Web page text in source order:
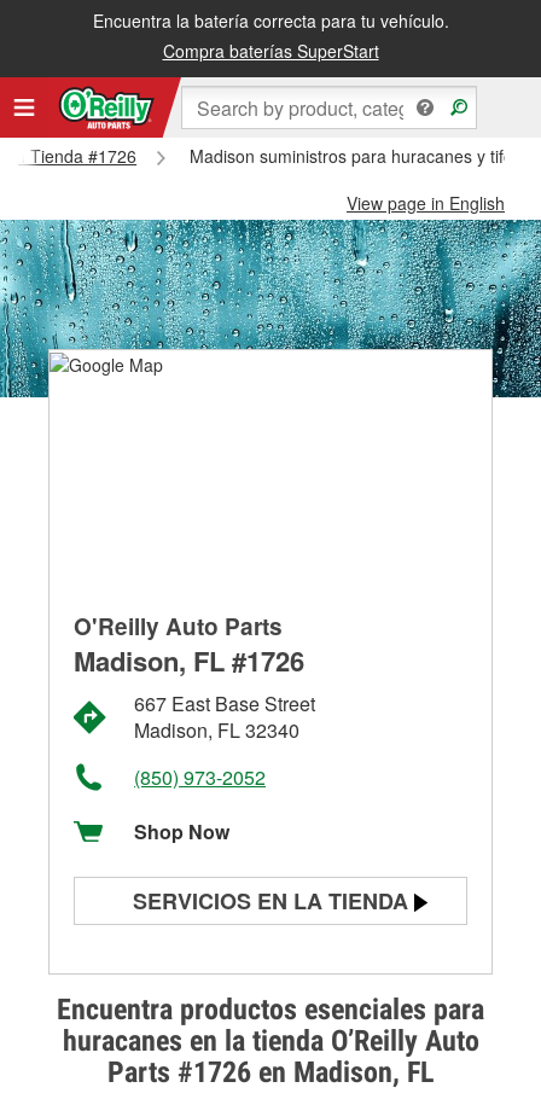
Encuentra la batería correcta para tu vehículo.
Compra baterías SuperStart
Tienda #1726
Madison suministros para huracanes y
View page in English
Encuentra productos esenciales para
huracanes en la tienda O’Reilly Auto
Parts #1726 en Madison, FL
O'Reilly Auto Parts
Madison, FL #1726
667 East Base Street
Madison, FL 32340
(850) 973-2052
Shop Now
SERVICIOS EN LA TIENDA
Prueba de alternadores y
arrancadores
Revisión de la luz "Check Engine"